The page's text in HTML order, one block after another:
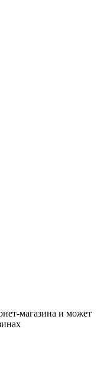
магазина и может